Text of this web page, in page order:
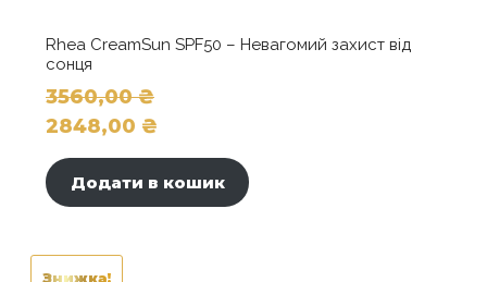
Rhea CreamSun SPF50 – Невагомий захист від
сонця
3560,00₴
Оригінальна
3560,00 ₴.
2848,00 ₴
ціна:
2848,00 ₴.
Додати в кошик
Знижка!